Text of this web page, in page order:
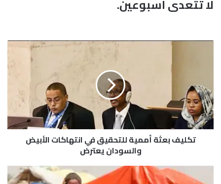
لا تتعدى اسبوعين.
ت
ف
ب
ع
ث
ة
ي
تكليف بعثة أممية للتحقيق في انتهاكات الأبيض
والسودان يعترض